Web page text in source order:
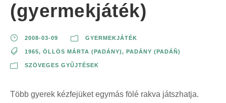
(gyermekjáték)
2008-03-09 GYERMEKJÁTÉK
1965, ÖLLÖS MÁRTA (PADÁNY), PADÁNY (PADÁŇ)
SZÖVEGES GYŰJTÉSEK
Több gyerek kézfejüket egymás fölé rakva játszhatja.